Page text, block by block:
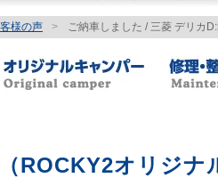
様の声 > ご納車しました / 三菱 デリカ
ROCKY2オリジナ